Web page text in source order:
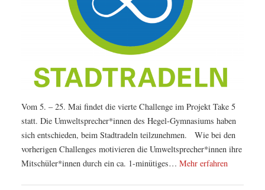
Vom 5. – 25. Mai findet die vierte Challenge im Projekt Take 5
statt. Die Umweltsprecher*innen des Hegel-Gymnasiums haben
sich entschieden, beim Stadtradeln teilzunehmen. Wie bei den
vorherigen Challenges motivieren die Umweltsprecher*innen ihre
Mitschüler*innen durch ein ca. 1-minütiges… Mehr erfahren